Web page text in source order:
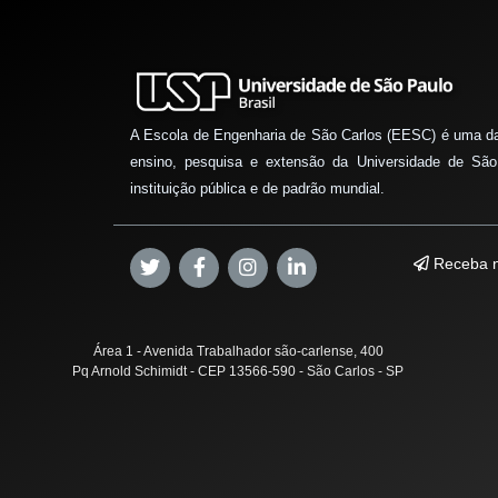
A Escola de Engenharia de São Carlos (EESC) é uma
ensino, pesquisa e extensão da Universidade de
instituição pública e de padrão mundial.
Receba
Área 1 - Avenida Trabalhador são-carlense, 400
Pq Arnold Schimidt - CEP 13566-590 - São Carlos - SP